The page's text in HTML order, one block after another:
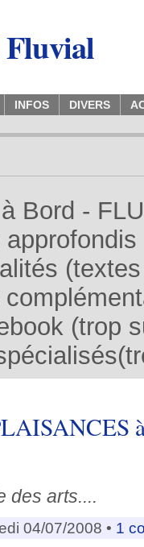
INFOS DIVERS
Bord -
(trop
des arts....
04/07/2008 • 1